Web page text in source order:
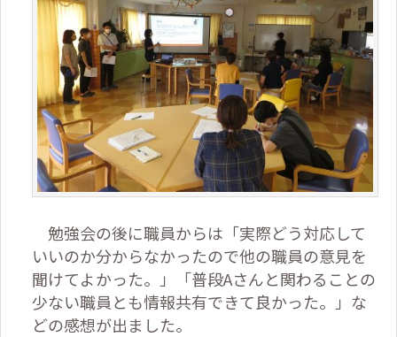
勉強会の後に職員からは「実際どう対応して
いいのか分からなかったので他の職員の意見を
聞けてよかった。」「普段Aさんと関わることの
少ない職員とも情報共有できて良かった。」な
どの感想が出ました。